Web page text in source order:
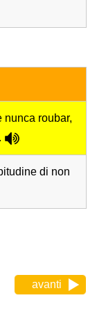
nunca roubar,
di non
avanti